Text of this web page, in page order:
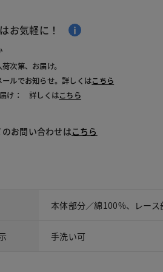
お気軽に！
次第、お届け。
ルでお知らせ。詳しくはこちら
け： 詳しくはこちら
お問い合わせはこちら
本体部分／綿100%、レー
手洗い可